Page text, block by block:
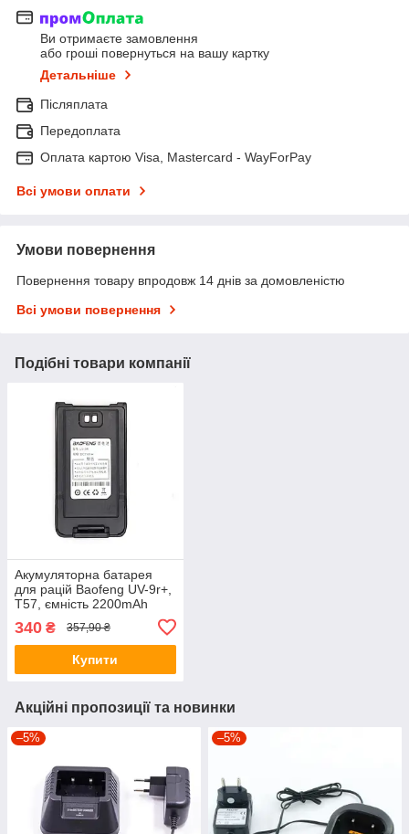
Ви отримаєте замовлення
або гроші повернуться на вашу картку
Детальніше
Післяплата
Передоплата
Оплата картою Visa, Mastercard - WayForPay
Всі умови оплати
Умови повернення
Повернення товару впродовж 14 днів за домовленістю
Всі умови повернення
Подібні товари компанії
Акумуляторна батарея
для рацій Baofeng UV-9r+,
T57, ємність 2200mAh
340 ₴ 357,90 ₴
Купити
Акційні пропозиції та новинки
–5% –5%